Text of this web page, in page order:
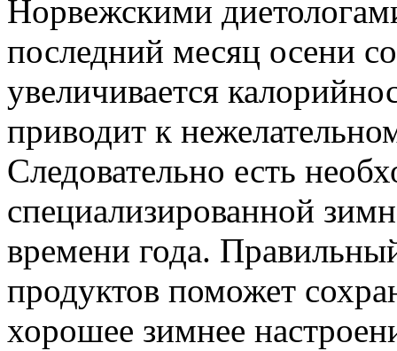
Норвежскими
последний месяц осени
увеличивается
приводит к
Следовательно есть
специализированной
времени года.
продуктов поможет
хорошее зимнее